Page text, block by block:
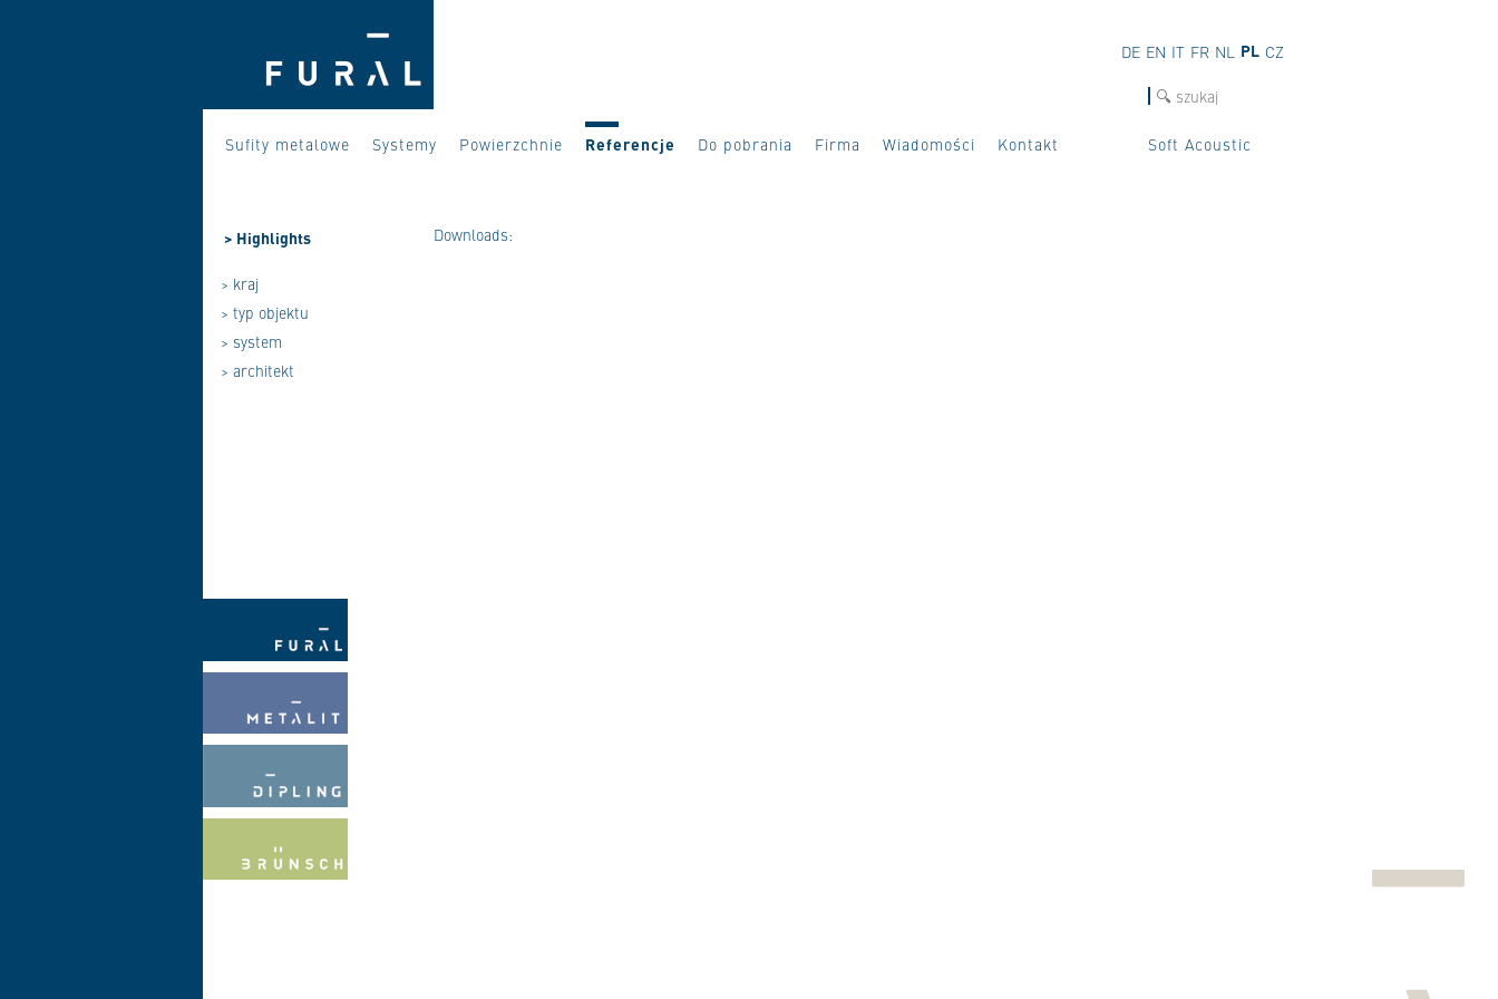
Sufity metalowe Systemy Powierzchnie Referencje Do pobrania Firma Wiadomości Kontakt Soft Acoustic
DE EN IT FR NL PL CZ
> Highlights
> kraj
> typ objektu
> system
> architekt
Downloads: